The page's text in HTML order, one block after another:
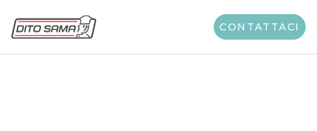
CONTATTACI
Share